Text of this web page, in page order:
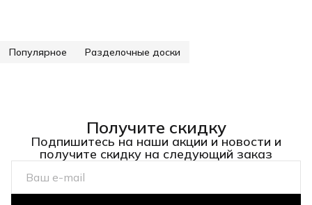
Популярное Разделочные доски
Получите скидку
Подпишитесь на наши акции и новости и
получите скидку на следующий заказ